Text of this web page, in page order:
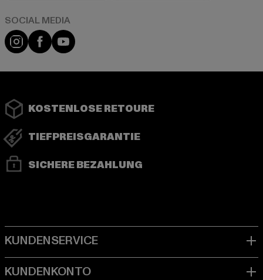
Instagram
FacebookYouTube
KOSTENLOSE RETOURE
TIEFPREISGARANTIE
SICHERE BEZAHLUNG